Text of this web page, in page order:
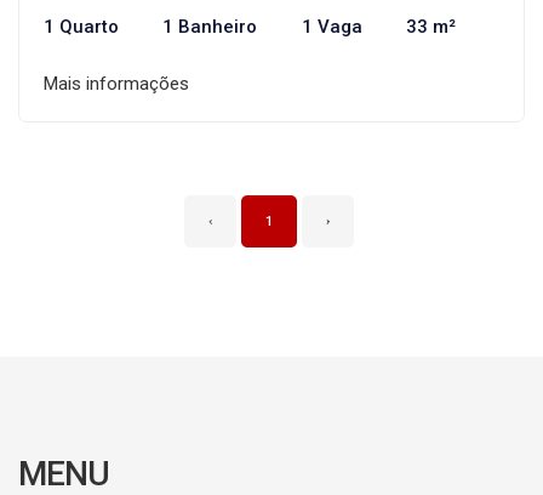
1 Quarto 1 Banheiro 1 Vaga 33 m²
Mais informações
‹ 1 ›
MENU